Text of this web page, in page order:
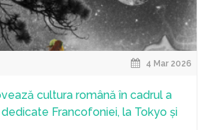
4 Mar 2026
cultura română în cadrul a
Francofoniei, la Tokyo și